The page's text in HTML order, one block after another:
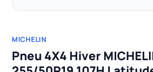
MICHELIN
Pneu 4X4 Hiver